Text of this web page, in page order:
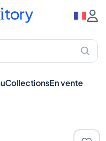
CollectionsEn vente